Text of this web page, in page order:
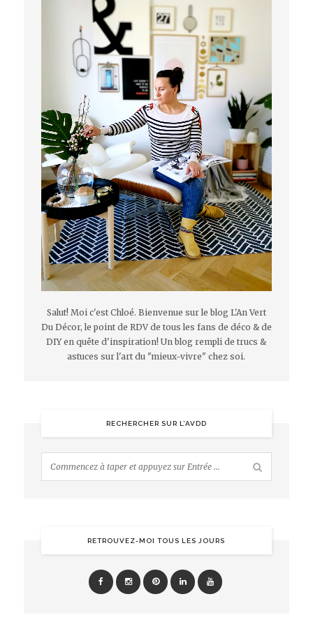
Salut! Moi c'est Chloé. Bienvenue sur le blog L'An Vert
Du Décor, le point de RDV de tous les fans de déco & de
DIY en quête d'inspiration! Un blog rempli de trucs &
astuces sur l'art du "mieux-vivre" chez soi.
RECHERCHER SUR L’AVDD
RETROUVEZ-MOI TOUS LES JOURS